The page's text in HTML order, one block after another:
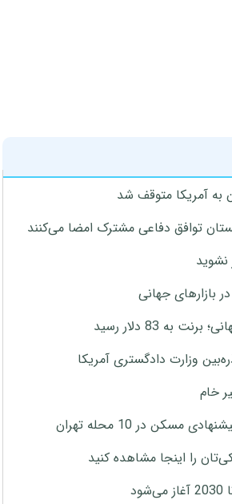
به آمریکا متوقف شد
توافق دفاعی مشترک امضا می‌کنند
نشوید
بازارهای جهانی
به 83 دلار رسید
خام
در 10 محله تهران
را اینجا مشاهده کنید